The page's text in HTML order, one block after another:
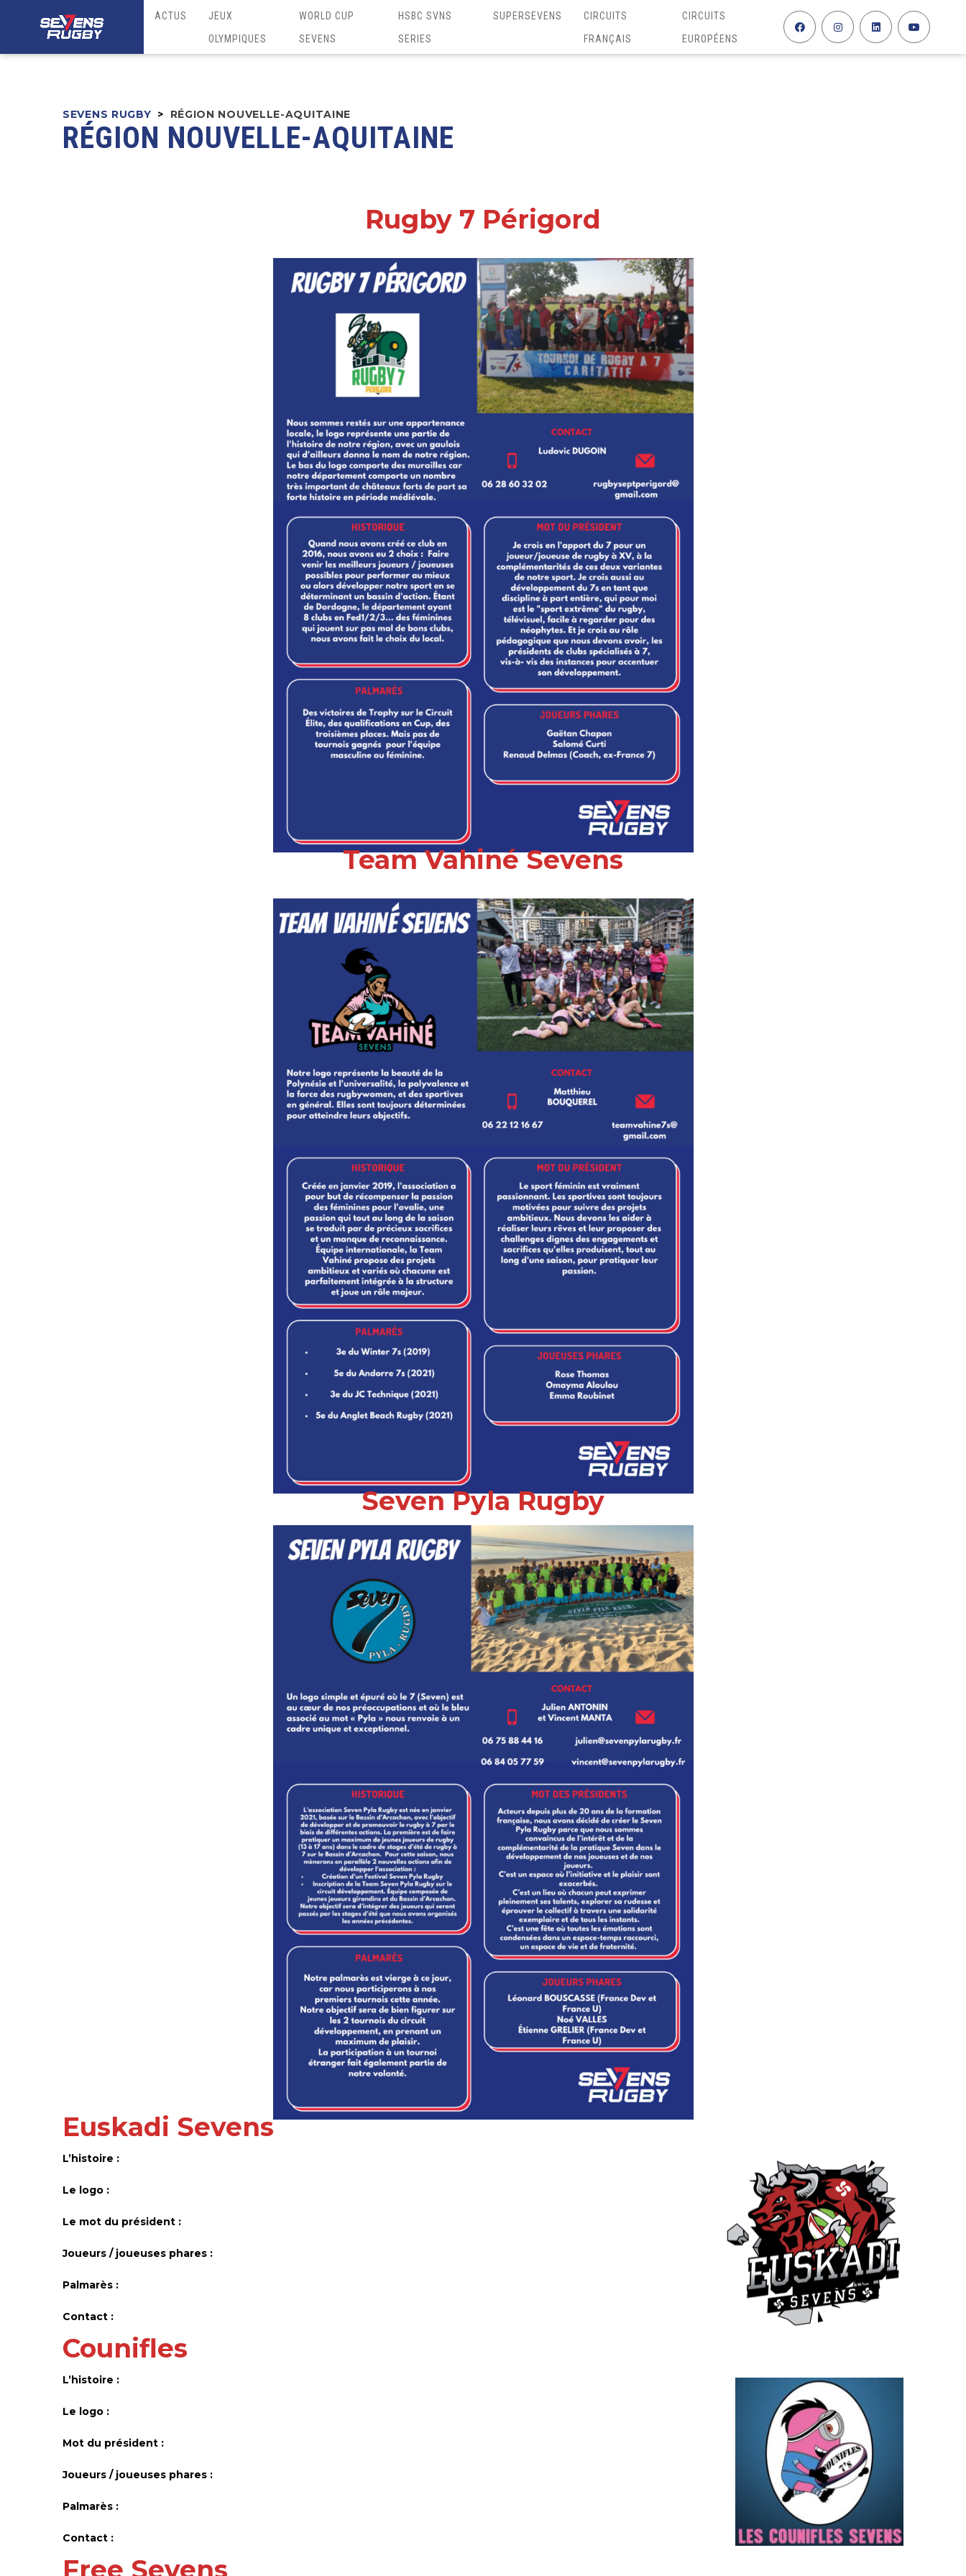
ACTUS
JEUX
OLYMPIQUES
WORLD CUP
SEVENS
HSBC SVNS
SERIES
SUPERSEVENS
CIRCUITS
FRANÇAIS
CIRCUITS
EUROPÉENS
SEVENS RUGBY > RÉGION NOUVELLE-AQUITAINE
RÉGION NOUVELLE-AQUITAINE
Rugby 7 Périgord
Team Vahiné Sevens
Seven Pyla Rugby
Euskadi Sevens
L’histoire :
Le logo :
Le mot du président :
Joueurs / joueuses phares :
Palmarès :
Contact :
Counifles
L’histoire :
Le logo :
Mot du président :
Joueurs / joueuses phares :
Palmarès :
Contact :
Free Sevens